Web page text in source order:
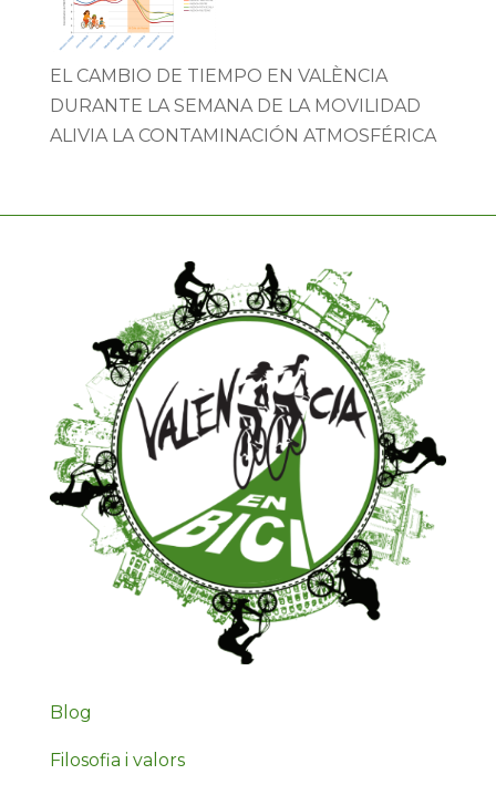
EL CAMBIO DE TIEMPO EN VALÈNCIA
DURANTE LA SEMANA DE LA MOVILIDAD
ALIVIA LA CONTAMINACIÓN ATMOSFÉRICA
Blog
Filosofia i valors